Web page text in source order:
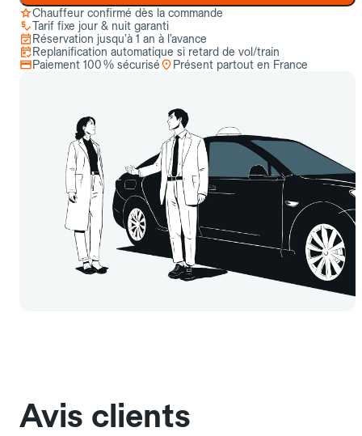
Chauffeur confirmé dès la commande
Tarif fixe jour & nuit garanti
Réservation jusqu’à 1 an à l’avance
Replanification automatique si retard de vol/train
Paiement 100 % sécurisé
Présent partout en France
Avis clients